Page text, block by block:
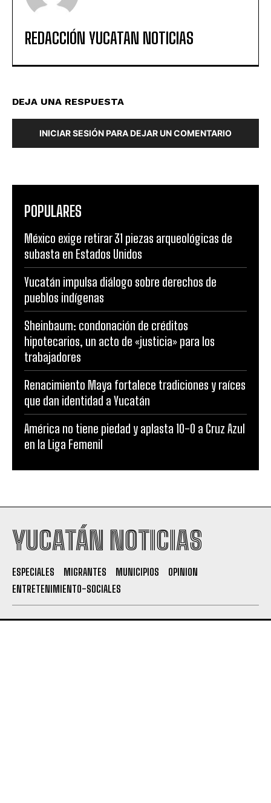
REDACCIÓN YUCATAN NOTICIAS
DEJA UNA RESPUESTA
INICIAR SESIÓN PARA DEJAR UN COMENTARIO
POPULARES
México exige retirar 31 piezas arqueológicas de
subasta en Estados Unidos
Yucatán impulsa diálogo sobre derechos de
pueblos indígenas
Sheinbaum: condonación de créditos
hipotecarios, un acto de «justicia» para los
trabajadores
Renacimiento Maya fortalece tradiciones y raíces
que dan identidad a Yucatán
América no tiene piedad y aplasta 10-0 a Cruz Azul
en la Liga Femenil
YUCATÁN NOTICIAS
ESPECIALES MIGRANTES MUNICIPIOS
OPINION
ENTRETENIMIENTO-SOCIALES